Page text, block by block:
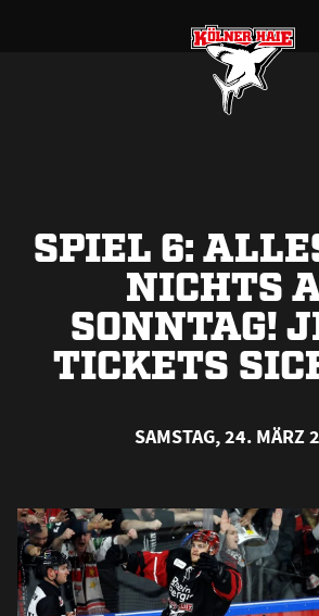
SPIEL 6:
NICHTS
SONNTAG!
TICKETS
SAMSTAG, 24. MÄRZ